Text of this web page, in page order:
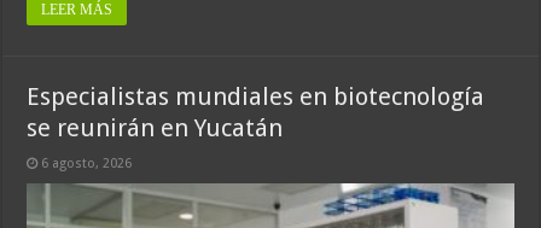
LEER MÁS
Especialistas mundiales en biotecnología
se reunirán en Yucatán
6 agosto, 2026